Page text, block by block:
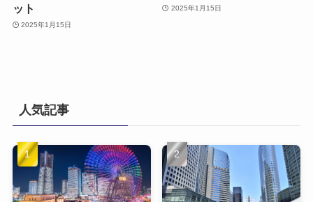
ット
2025年1月15日
2025年1月15日
人気記事